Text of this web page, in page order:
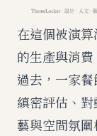
在這個被演
的生產與消
過去，一家
縝密評估、
藝與空間氛